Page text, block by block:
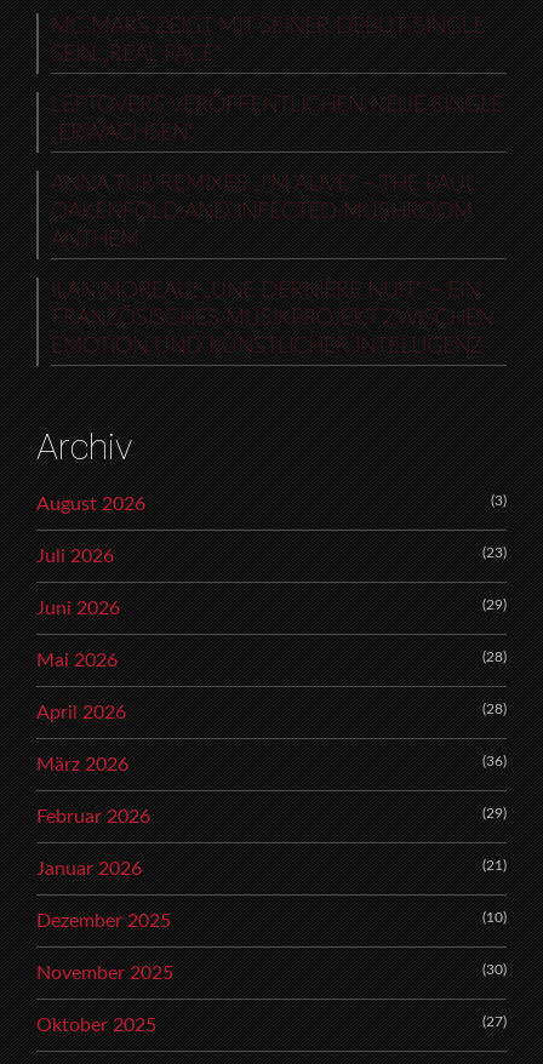
MC MARS ZEIGT MIT SEINER DEBUT-SINGLE
SEIN „REAL FACE“
LEFTOVERS VERÖFFENTLICHEN NEUE SINGLE
„ERWACHSEN“
ANNA TUR REMIXES „I’M ALIVE“ – THE PAUL
OAKENFOLD AND INFECTED MUSHROOM
ANTHEM
ILAN MOREAU: „UNE DERNIÈRE NUIT“ – EIN
FRANZÖSISCHES MUSIKPROJEKT ZWISCHEN
EMOTION UND KÜNSTLICHER INTELLIGENZ
Archiv
August 2026 (3)
Juli 2026 (23)
Juni 2026 (29)
Mai 2026 (28)
April 2026 (28)
März 2026 (36)
Februar 2026 (29)
Januar 2026 (21)
Dezember 2025 (10)
November 2025 (30)
Oktober 2025 (27)